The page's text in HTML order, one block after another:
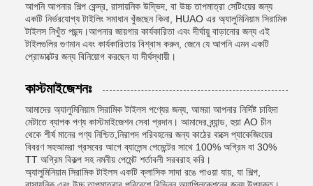
আপনি আপনার শিল্প কেন্দ্র, রাসায়নিক উদ্ভিদ, বা উচ্চ তাপমাত্রা সেটিংয়ের জন্য
একটি নির্ভরযোগ্য টাইলিং সমাধান খুঁজছেন কিনা, HUAO এর অ্যালুমিনিয়াম সিরামিক
টাইলস নিখুঁত পছন্দ।আপনার জায়গার কার্যকারিতা এবং দীর্ঘায়ু বাড়ানোর জন্য এই
টাইলগুলির গুণমান এবং কার্যকারিতায় বিশ্বাস করুন, জেনে যে আপনি এমন একটি
প্রোডাক্টের জন্য বিনিয়োগ করছেন যা দীর্ঘস্থায়ী।
কাস্টমাইজেশনঃ
আমাদের অ্যালুমিনিয়াম সিরামিক টাইলস পণ্যের জন্য, আমরা আপনার নির্দিষ্ট চাহিদা
মেটাতে ব্যাপক পণ্য কাস্টমাইজেশন সেবা প্রদান। আমাদের ব্র্যান্ড, হুয়া AO চীন
থেকে শীর্ষ মানের পণ্য নিশ্চিত,নিরাপদ পরিবহনের জন্য কাঠের বাক্সে প্যাকেজিংয়ের
বিবরণ সহআমরা প্রসবের আগে ব্যালেন্স পেমেন্টের সাথে 100% অগ্রিম বা 30%
TT অগ্রিম বিকল্প সহ নমনীয় পেমেন্ট শর্তাবলী সরবরাহ করি।
অ্যালুমিনিয়াম সিরামিক টাইলস একটি ক্লাসিক সাদা রঙে পাওয়া যায়, যা শিল্প,